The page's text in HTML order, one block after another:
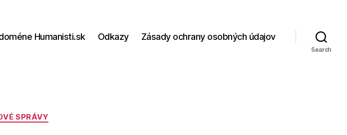
Humanisti.sk Odkazy Zásady ochrany osobných údajov
Search
Kategórie
SPRÁVY